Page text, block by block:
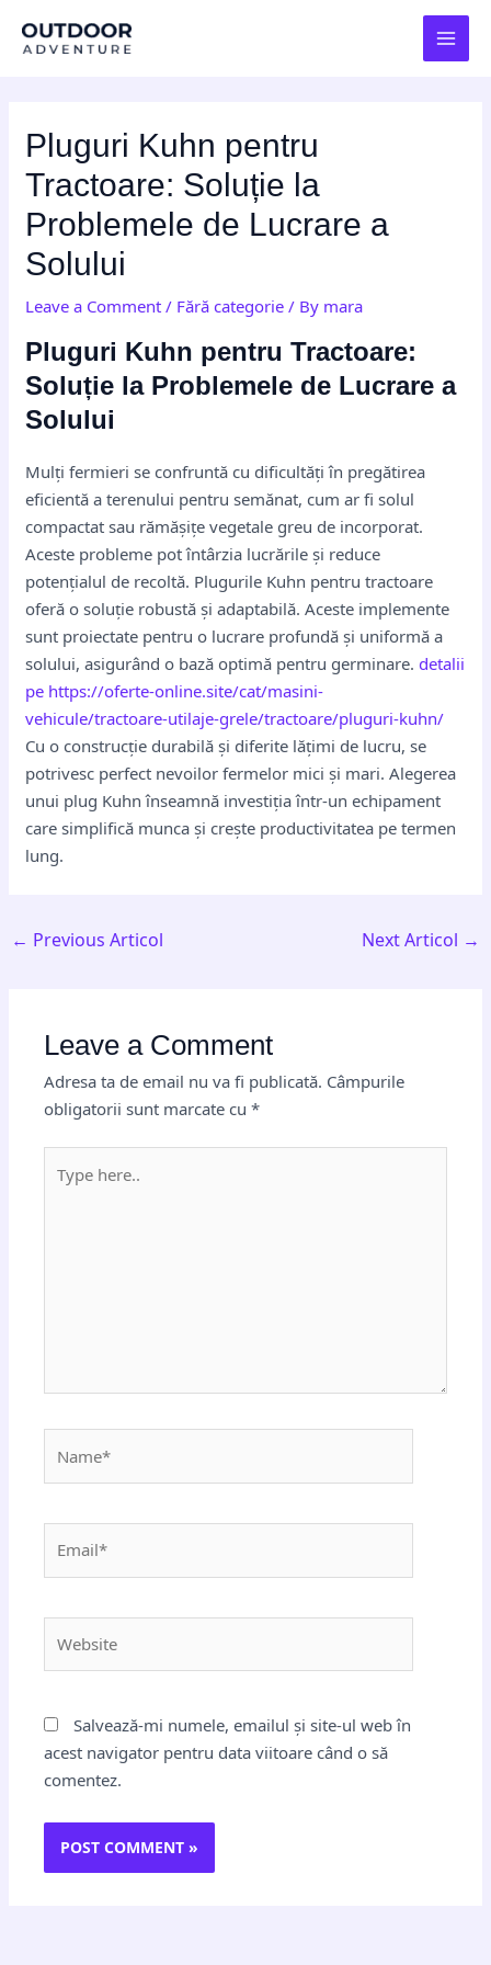
Pluguri Kuhn pentru
Tractoare: Soluție la
Problemele de Lucrare a
Solului
Leave a Comment / Fără categorie / By mara
Pluguri Kuhn pentru Tractoare:
Soluție la Problemele de Lucrare a
Solului
Mulți fermieri se confruntă cu dificultăți în pregătirea
eficientă a terenului pentru semănat, cum ar fi solul
compactat sau rămășițe vegetale greu de incorporat.
Aceste probleme pot întârzia lucrările și reduce
potențialul de recoltă. Plugurile Kuhn pentru tractoare
oferă o soluție robustă și adaptabilă. Aceste implemente
sunt proiectate pentru o lucrare profundă și uniformă a
solului, asigurând o bază optimă pentru germinare.detalii
pe https://oferte-online.site/cat/masini-
vehicule/tractoare-utilaje-grele/tractoare/pluguri-kuhn/
Cu o construcție durabilă și diferite lățimi de lucru, se
potrivesc perfect nevoilor fermelor mici și mari. Alegerea
unui plug Kuhn înseamnă investiția într-un echipament
care simplifică munca și crește productivitatea pe termen
lung.
navigation
← Previous Articol Next Articol →
Leave a Comment
Adresa ta de email nu va fi publicată. Câmpurile
obligatorii sunt marcate cu*
here..
Salvează-mi numele, emailul și site-ul web în
acest navigator pentru data viitoare când o să
comentez.